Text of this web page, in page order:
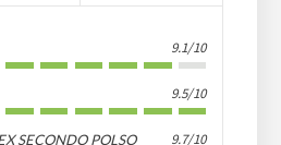
9.1/10
9.5/10
SECONDO POLSO 9.7/10